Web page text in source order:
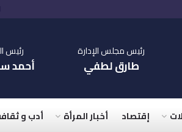
رئيس مجلس الإدارة
طارق لطفي
رئيس
أحمد
إقتصاد أخبار المرأة أدب و